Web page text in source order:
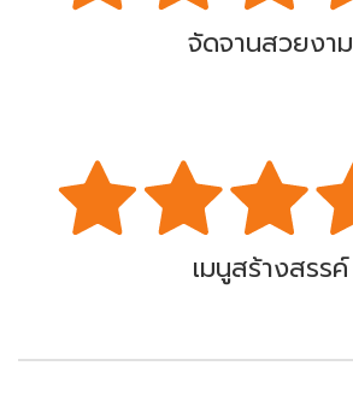
จัดจานสวยงาม
เมนูสร้างสรรค์